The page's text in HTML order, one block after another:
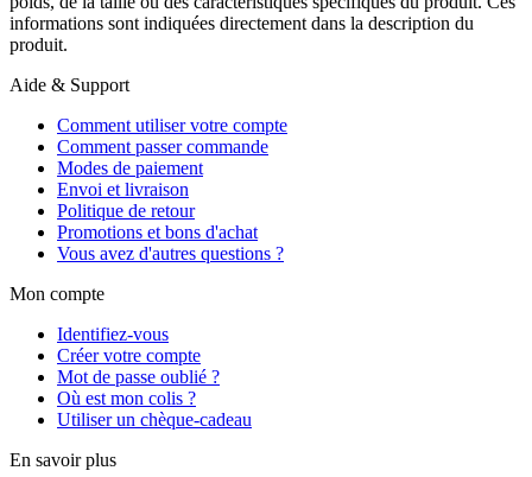
informations sont indiquées directement dans la description du
produit.
Aide & Support
Comment utiliser votre compte
Comment passer commande
Modes de paiement
Envoi et livraison
Politique de retour
Promotions et bons d'achat
Vous avez d'autres questions ?
Mon compte
Identifiez-vous
Créer votre compte
Mot de passe oublié ?
Où est mon colis ?
Utiliser un chèque-cadeau
En savoir plus